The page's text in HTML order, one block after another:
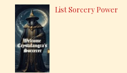
List Sorcery Power